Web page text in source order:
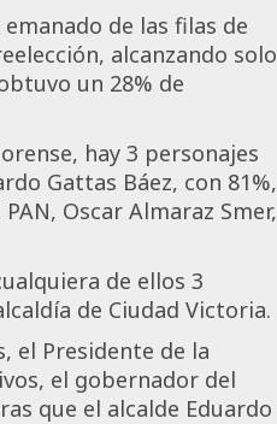
de las filas de
alcanzando solo
un 28% de
hay 3 personajes
Gattas Báez, con 81%,
Oscar Almaraz Smer,
de ellos 3
de Ciudad Victoria.
el Presidente de la
el gobernador del
que el alcalde Eduardo